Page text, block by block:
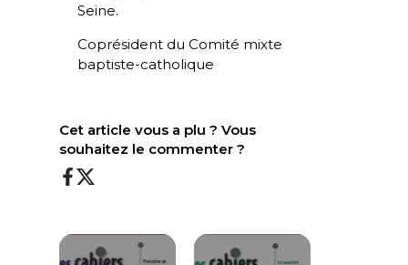
Seine.
Coprésident du Comité mixte
baptiste-catholique
Cet article vous a plu ? Vous
souhaitez le commenter ?